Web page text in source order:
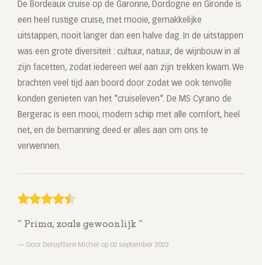
De Bordeaux cruise op de Garonne, Dordogne en Gironde is
een heel rustige cruise, met mooie, gemakkelijke
uitstappen, nooit langer dan een halve dag. In de uitstappen
was een grote diversiteit : cultuur, natuur, de wijnbouw in al
zijn facetten, zodat iedereen wel aan zijn trekken kwam. We
brachten veel tijd aan boord door zodat we ook tenvolle
konden genieten van het "cruiseleven". De MS Cyrano de
Bergerac is een mooi, modern schip met alle comfort, heel
net, en de bemanning deed er alles aan om ons te
verwennen.
Prima, zoals gewoonlijk
Door Deruyttere Michel op 02 september 2023